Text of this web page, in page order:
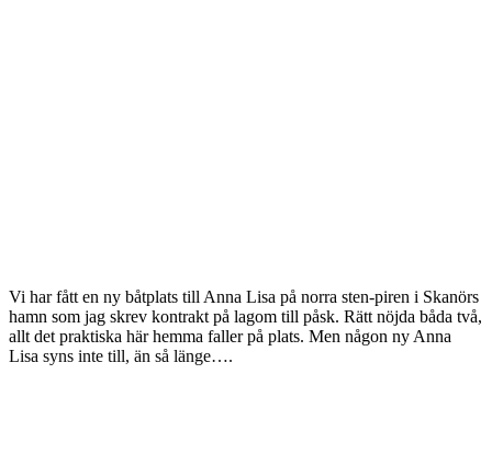
Vi har fått en ny båtplats till Anna Lisa på norra sten-piren i Skanörs
hamn som jag skrev kontrakt på lagom till påsk. Rätt nöjda båda två,
allt det praktiska här hemma faller på plats. Men någon ny Anna
Lisa syns inte till, än så länge….